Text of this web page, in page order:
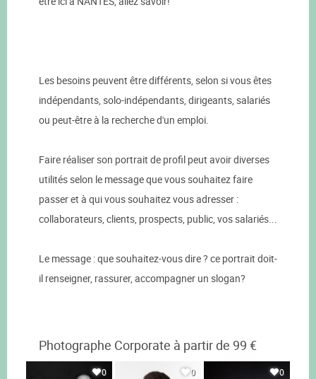
Les besoins peuvent être différents, selon si vous êtes
indépendants, solo-indépendants, dirigeants, salariés
ou peut-être à la recherche d'un emploi.
Faire réaliser son portrait de profil peut avoir diverses
utilités selon le message que vous souhaitez faire
passer et à qui vous souhaitez vous adresser :
collaborateurs, clients, prospects, public, vos salariés...
Le message : que souhaitez-vous dire ? ce portrait doit-
il renseigner, rassurer, accompagner un slogan?
Photographe Corporate à partir de 99 €
0 0 0